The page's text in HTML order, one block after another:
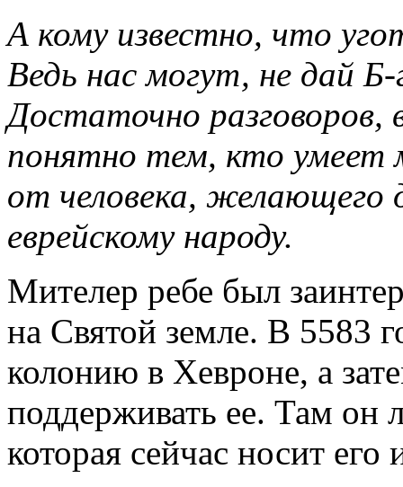
А кому известно, что
Ведь нас могут, не дай Б-
Достаточно
понятно тем, кто умеет
от человека, желающего
еврейскому народу.
Мителер ребе был
на Святой земле. В 5583
колонию в Хевроне, а
поддерживать ее. Там он
которая сейчас носит его